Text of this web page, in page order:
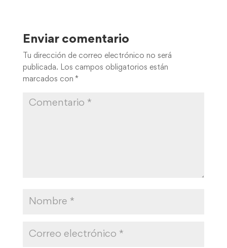
Enviar comentario
Tu dirección de correo electrónico no será
publicada.
Los campos obligatorios están
marcados con *